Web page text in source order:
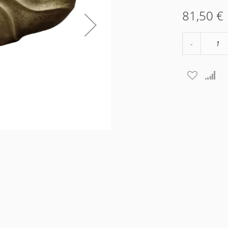
81,50 €
κατά
1